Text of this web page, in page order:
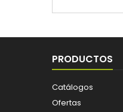
PRODUCTOS
Catálogos
Ofertas